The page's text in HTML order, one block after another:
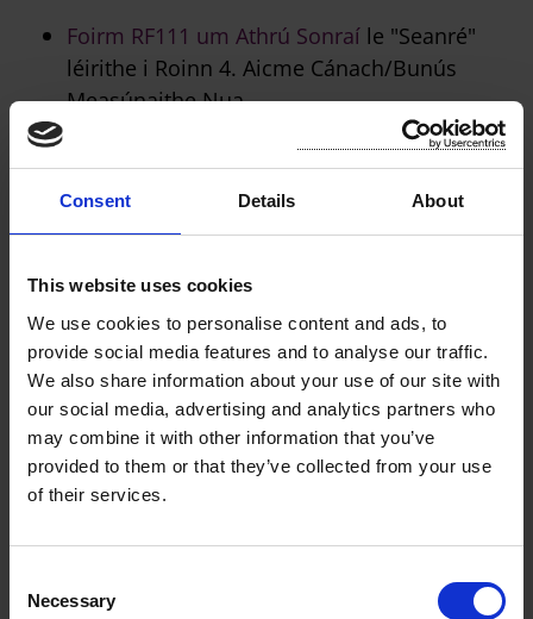
Consent Details About
This website uses cookies
We use cookies to personalise content and ads, to
provide social media features and to analyse our traffic.
We also share information about your use of our site with
our social media, advertising and analytics partners who
may combine it with other information that you’ve
provided to them or that they’ve collected from your use
of their services.
Necessary
Foirm RF111 um Athrú Sonraí le "Seanré"
léirithe i Roinn 4. Aicme Cánach/Bunús
Measúnaithe Nua.
Na feithiclí is déanaí a eisíodh an Leabhar
Clárúcháin, an Teastas Ceadúnúcháin
Feithicle nó an Teastas Clárúcháin, cibé acu
is infheidhme, (nó a comhlánaíodh)Foirm
Athsholáthairmá tá an doiciméad ábhartha
caillte. I gcás Leabhar Clárúcháin cairtchláir,
beidh táille €12.00 ag teastáil freisin as an
Leabhar Clárúcháin athsholáthair.)
Táille ábhartha má tá cáin á híoc ag an am
céanna, nóFoirm Dhearbhaithe Lasmuigh
den Bhóthar RF150má dhearbhaíonn tú go
choinníoll go bhfuil an fheithicil incháilithe